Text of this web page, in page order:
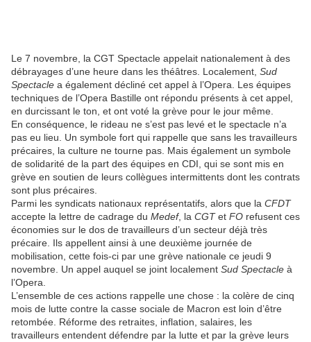
Le 7 novembre, la CGT Spectacle appelait nationalement à des
débrayages d’une heure dans les théâtres. Localement, Sud
Spectacle a également décliné cet appel à l’Opera. Les équipes
techniques de l’Opera Bastille ont répondu présents à cet appel,
en durcissant le ton, et ont voté la grève pour le jour même.
En conséquence, le rideau ne s’est pas levé et le spectacle n’a
pas eu lieu. Un symbole fort qui rappelle que sans les travailleurs
précaires, la culture ne tourne pas. Mais également un symbole
de solidarité de la part des équipes en CDI, qui se sont mis en
grève en soutien de leurs collègues intermittents dont les contrats
sont plus précaires.
Parmi les syndicats nationaux représentatifs, alors que la CFDT
accepte la lettre de cadrage du Medef, la CGTet FO refusent ces
économies sur le dos de travailleurs d’un secteur déjà très
précaire. Ils appellent ainsi à une deuxième journée de
mobilisation, cette fois-ci par une grève nationale ce jeudi 9
novembre. Un appel auquel se joint localement Sud Spectacle à
l’Opera.
L’ensemble de ces actions rappelle une chose : la colère de cinq
mois de lutte contre la casse sociale de Macron est loin d’être
retombée. Réforme des retraites, inflation, salaires, les
travailleurs entendent défendre par la lutte et par la grève leurs